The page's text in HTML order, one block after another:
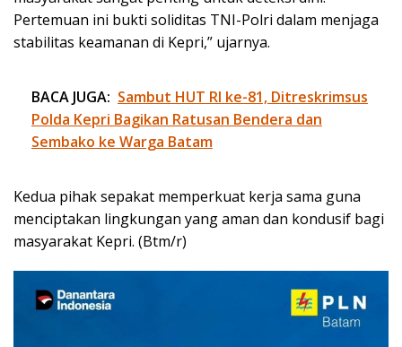
Pertemuan ini bukti soliditas TNI-Polri dalam menjaga
stabilitas keamanan di Kepri,” ujarnya.
BACA JUGA: Sambut HUT RI ke-81, Ditreskrimsus
Polda Kepri Bagikan Ratusan Bendera dan
Sembako ke Warga Batam
Kedua pihak sepakat memperkuat kerja sama guna
menciptakan lingkungan yang aman dan kondusif bagi
masyarakat Kepri. (Btm/r)